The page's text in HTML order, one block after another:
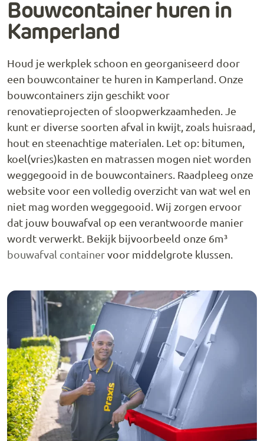
Bouwcontainer huren in
Kamperland
Houd je werkplek schoon en georganiseerd door
een bouwcontainer te huren in Kamperland. Onze
bouwcontainers zijn geschikt voor
renovatieprojecten of sloopwerkzaamheden. Je
kunt er diverse soorten afval in kwijt, zoals huisraad,
hout en steenachtige materialen. Let op: bitumen,
koel(vries)kasten en matrassen mogen niet worden
weggegooid in de bouwcontainers. Raadpleeg onze
website voor een volledig overzicht van wat wel en
niet mag worden weggegooid. Wij zorgen ervoor
dat jouw bouwafval op een verantwoorde manier
wordt verwerkt. Bekijk bijvoorbeeld onze 6m³
bouwafval containervoor middelgrote klussen.